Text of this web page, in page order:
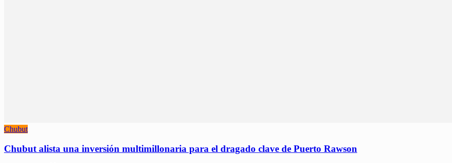
Chubut
Chubut alista una inversión multimillonaria para el dragado clave de Puerto Rawson